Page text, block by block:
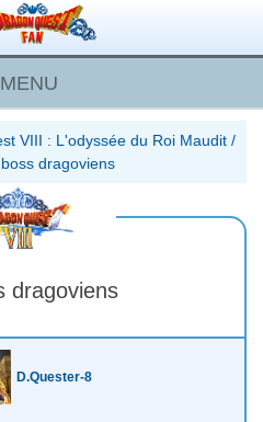
VIII : L'odyssée du Roi Maudit /
dragoviens
dragoviens
D.Quester-8